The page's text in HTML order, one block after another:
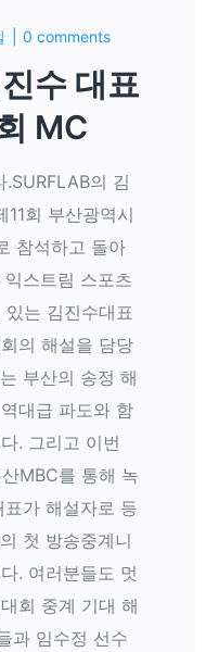
0 comments
수 대표
MC
의 김
11회 부산광역시
참석하고 돌아
스트림 스포츠
는 김진수대표
의 해설을 담당
부산의 송정 해
대급 파도와 함
. 그리고 이번
MBC를 통해 녹
가 해설자로 등
첫 방송중계니
. 여러분들도 멋
회 중계 기대 해
과 임수정 선수